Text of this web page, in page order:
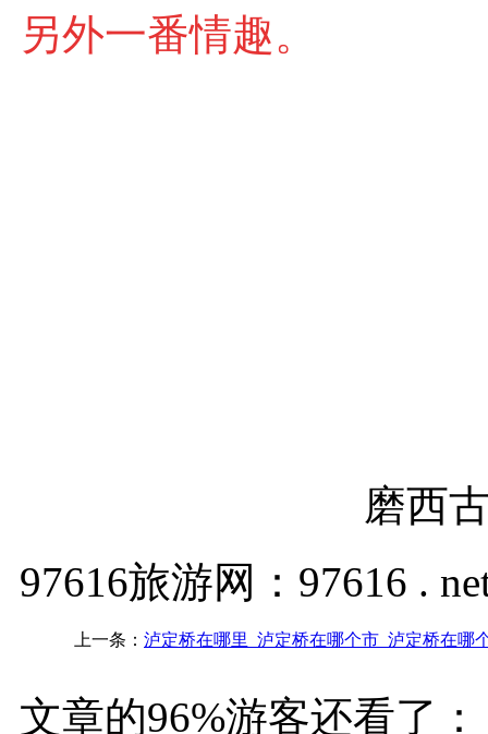
另外一番情趣。
磨西
97616旅游网：97616 .
上一条： 泸定桥在哪里_泸定桥在哪个市_泸定桥在哪
文章的96%游客还看了：